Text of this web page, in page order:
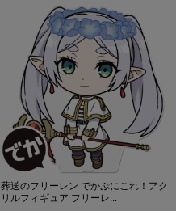
葬送のフリーレン でかぷにこれ！アク
リルフィギュア フリーレ...